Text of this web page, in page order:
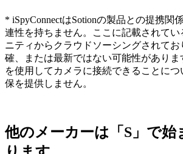
* iSpyConnectはSotionの製品との提携関
連性を持ちません。ここに記載されてい
ニティからクラウドソーシングされて
確、または最新ではない可能性があり
を使用してカメラに接続できることに
保を提供しません。
他のメーカーは「S」で始